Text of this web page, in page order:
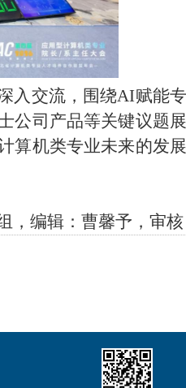
交流，围绕AI赋能专
公司产品等关键议题
算机类专业未来的发
，编辑：曹馨予，审核